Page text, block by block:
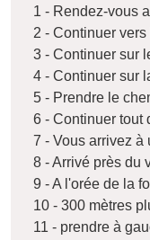
1 - Rendez-vous
2 - Continuer
3 - Continuer sur
4 - Continuer sur
5 - Prendre le
6 - Continuer tout
7 - Vous arrivez à
8 - Arrivé près du
9 - A l'orée de la
10 - 300 mètres
11 - prendre à